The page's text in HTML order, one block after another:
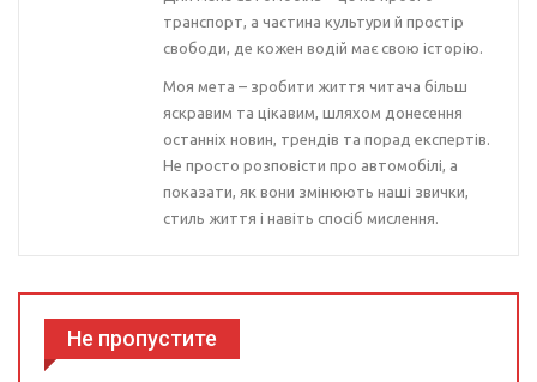
транспорт, а частина культури й простір
свободи, де кожен водій має свою історію.
Моя мета – зробити життя читача більш
яскравим та цікавим, шляхом донесення
останніх новин, трендів та порад експертів.
Не просто розповісти про автомобілі, а
показати, як вони змінюють наші звички,
стиль життя і навіть спосіб мислення.
Не пропустите